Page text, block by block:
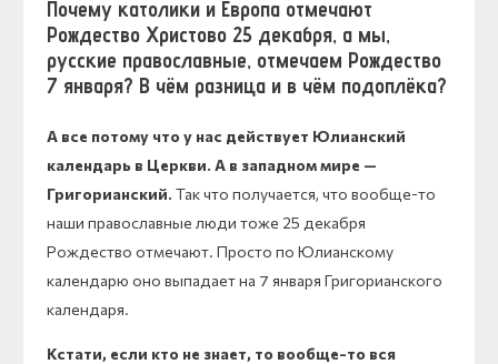
Почему католики и Европа отмечают
Рождество Христово 25 декабря, а мы,
русские православные, отмечаем Рождество
7 января? В чём разница и в чём подоплёка?
А все потому что у нас действует Юлианский
календарь в Церкви. А в западном мире —
Григорианский. Так что получается, что вообще-то
наши православные люди тоже 25 декабря
Рождество отмечают. Просто по Юлианскому
календарю оно выпадает на 7 января Григорианского
календаря.
Кстати, если кто не знает, то вообще-то вся